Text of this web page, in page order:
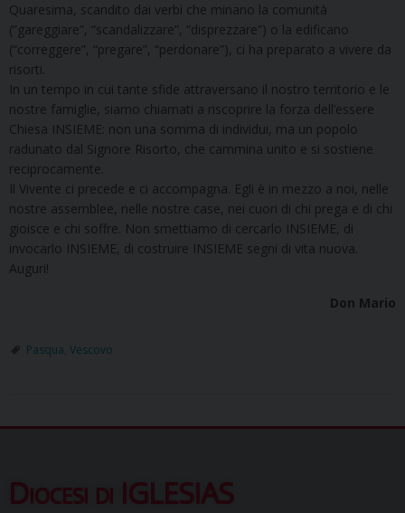
Quaresima, scandito dai verbi che minano la comunità
(“gareggiare”, “scandalizzare”, “disprezzare”) o la edificano
(“correggere”, “pregare”, “perdonare”), ci ha preparato a vivere da
risorti.
In un tempo in cui tante sfide attraversano il nostro territorio e le
nostre famiglie, siamo chiamati a riscoprire la forza dell’essere
Chiesa INSIEME: non una somma di individui, ma un popolo
radunato dal Signore Risorto, che cammina unito e si sostiene
reciprocamente.
Il Vivente ci precede e ci accompagna. Egli è in mezzo a noi, nelle
nostre assemblee, nelle nostre case, nei cuori di chi prega e di chi
gioisce e chi soffre. Non smettiamo di cercarlo INSIEME, di
invocarlo INSIEME, di costruire INSIEME segni di vita nuova.
Auguri!
Don Mario
Pasqua Vescovo
Diocesi di IGLESIAS